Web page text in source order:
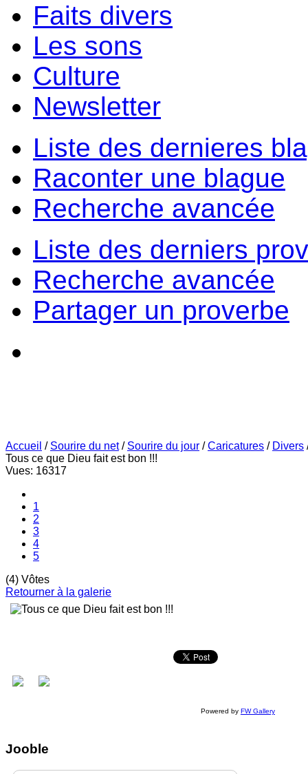
Faits divers
Les sons
Culture
Newsletter
Liste des dernieres
Raconter une blague
Recherche avancée
Liste des derniers
Recherche avancée
Partager un proverbe
Accueil / Sourire du net / Sourire du jour /Caricatures / Divers
Tous ce que Dieu fait est bon !!!
Vues: 16317
1
2
3
4
5
(4) Vôtes
Retourner à la galerie
Powered by FW Gallery
Jooble